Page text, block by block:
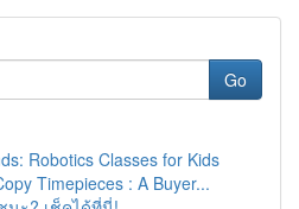
Go
Robotics Classes for Kids
Timepieces : A Buyer...